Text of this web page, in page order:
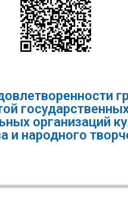
организаций
и народного